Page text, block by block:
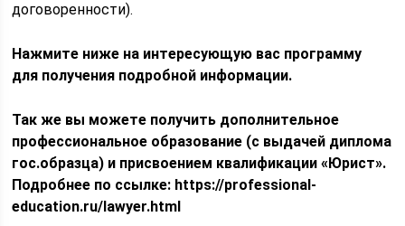
договоренности).
Нажмите ниже на интересующую вас программу
для получения подробной информации.
Так же вы можете получить дополнительное
профессиональное образование (с выдачей диплома
гос.образца) и присвоением квалификации «Юрист».
Подробнее по ссылке: https://professional-
education.ru/lawyer.html